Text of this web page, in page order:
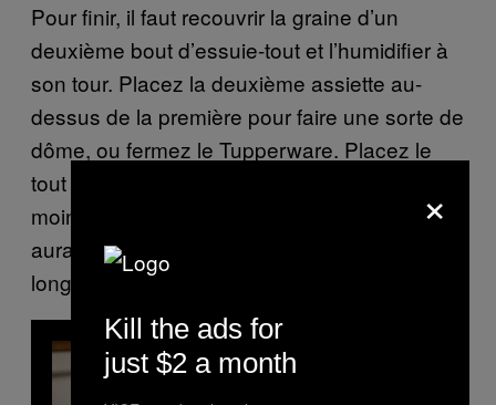
Pour finir, il faut recouvrir la graine d’un
deuxième bout d’essuie-tout et l’humidifier à
son tour. Placez la deuxième assiette au-
dessus de la première pour faire une sorte de
dôme, ou fermez le Tupperware. Placez le
tout dans un endroit sombre où il fait plus ou
moins 20°C. Au bout de 2-3 jours, la graine
aura germé – parfois ça prend plus
longtemps mais no problemo.
×
Kill the ads for
just $2 a month